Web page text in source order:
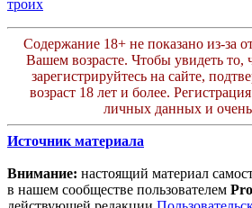
троих
Содержание 18+ не показано из-за
Вашем возрасте. Чтобы увидеть то,
зарегистрируйтесь на сайте,
возраст 18 лет и более.
личных данных и очень
Источник материала
Внимание: настоящий материал
в нашем сообществе пользователем